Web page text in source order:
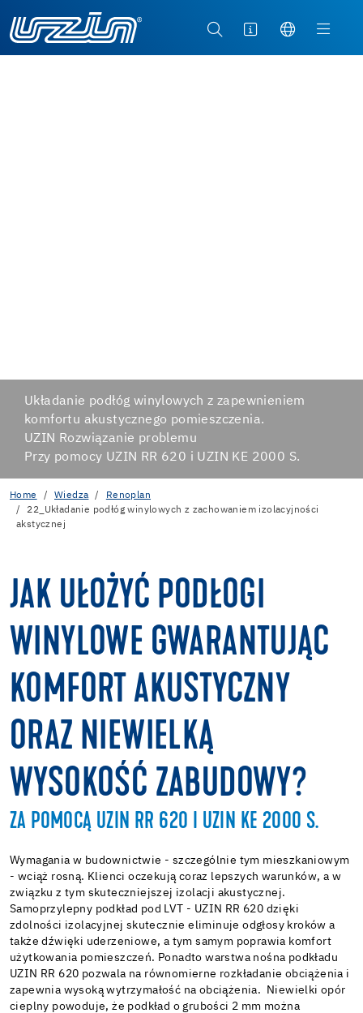
Układanie podłóg winylowych z zapewnieniem
komfortu akustycznego pomieszczenia.
UZIN Rozwiązanie problemu
Przy pomocy UZIN RR 620 i UZIN KE 2000 S.
Home Wiedza
Renoplan
22_Układanie podłóg winylowych z zachowaniem izolacyjności
akstycznej
JAK UŁOŻYĆ PODŁOGI
WINYLOWE GWARANTUJĄC
KOMFORT AKUSTYCZNY
ORAZ NIEWIELKĄ
WYSOKOŚĆ ZABUDOWY?
ZA POMOCĄ UZIN RR 620 I UZIN KE 2000 S.
Wymagania w budownictwie - szczególnie tym mieszkaniowym
- wciąż rosną. Klienci oczekują coraz lepszych warunków, a w
związku z tym skuteczniejszej izolacji akustycznej.
Samoprzylepny podkład pod LVT - UZIN RR 620 dzięki
zdolności izolacyjnej skutecznie eliminuje odgłosy kroków a
także dźwięki uderzeniowe, a tym samym poprawia komfort
użytkowania pomieszczeń. Ponadto warstwa nośna podkładu
UZIN RR 620 pozwala na równomierne rozkładanie obciążenia i
zapewnia wysoką wytrzymałość na obciążenia. Niewielki opór
cieplny powoduje, że podkład o grubości 2 mm można